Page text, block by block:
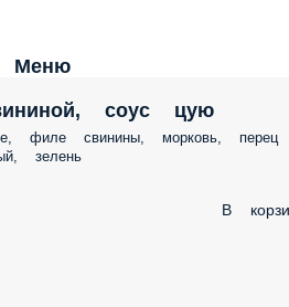
Меню
соус цую
филе свинины, морковь, перец
зелень
В